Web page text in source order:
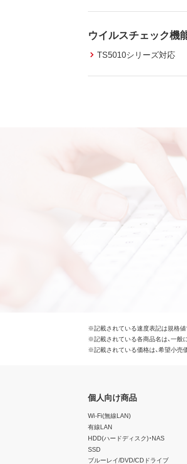
ウイルスチェック機
TS5010シリーズ対応
※記載されている速度表記は規格値
※記載されている各商品名は、一般
※記載されている価格は、希望小売
個人向け商品
Wi-Fi(無線LAN)
有線LAN
HDD(ハードディスク)・NAS
SSD
ブルーレイ/DVD/CDドライブ